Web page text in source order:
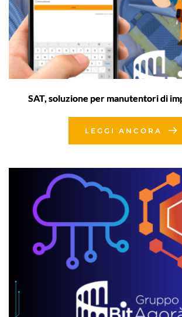
SAT, soluzione per manutentori di
LEGGI ANCORA